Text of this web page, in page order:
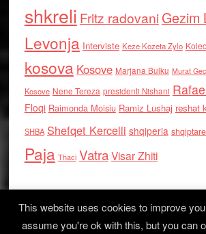
shkreli Fritz radovaniGezim
Levonja Interviste Keze Kozeta Zylo
kosova Kosove Marjana Bulku Murat
Kosove Nene Tereza presidenti Nishani
Floqi Raimonda Moisiu Ramiz Lushaj reshat
SHBA Shefqet Kercelli shqiperia
Paja Thaci VatraVisar Zhiti
This website uses cookies to improve
assume you're ok with this, but you can